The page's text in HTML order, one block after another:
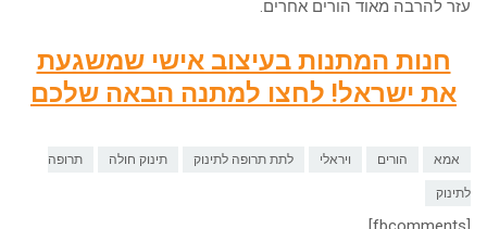
עזר להרבה מאוד הורים אחרים.
חנות המתנות בעיצוב אישי שמשגעת
את ישראל! לחצו למתנה הבאה שלכם
אמא הורים ויראלי לתת תרופה לתינוק תינוק חולה תרופה
לתינוק